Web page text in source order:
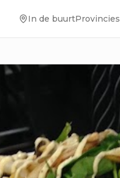
In de buurtProvincies